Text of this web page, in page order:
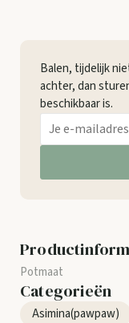
Balen, tijdelijk
achter, dan
beschikbaar is.
Categorieën
Asimina(pawpaw)